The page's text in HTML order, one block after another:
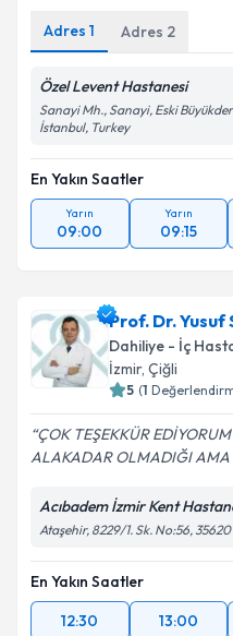
Adres 1 Adres 2
Özel Levent Hastanesi
Sanayi Mh., Sanayi, Eski
İstanbul, Turkey
En Yakın Saatler
Yarın
09:00
Yarın
09:15
Prof. Dr.
Dahiliye - İç
İzmir, Çiğli
5 (1
ÇOK TEŞEKKÜR
ALAKADAR OLMADIĞI AMA
Acıbadem İzmir Kent
Ataşehir, 8229/1. Sk. No:56, 35620
En Yakın Saatler
12:30
13:00